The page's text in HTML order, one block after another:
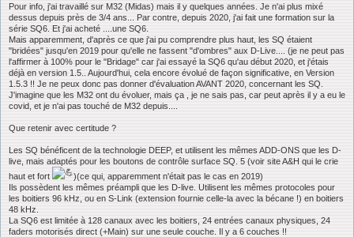
Pour info, j'ai travaillé sur M32 (Midas) mais il y quelques années. Je n'ai plus mixé
dessus depuis près de 3/4 ans... Par contre, depuis 2020, j'ai fait une formation sur la
série SQ6. Et j'ai acheté ....une SQ6.
Mais apparemment, d'après ce que j'ai pu comprendre plus haut, les SQ étaient
"bridées" jusqu'en 2019 pour qu'elle ne fassent "d'ombres" aux D-Live.... (je ne peut pas
l'affirmer à 100% pour le "Bridage" car j'ai essayé la SQ6 qu'au début 2020, et j'étais
déjà en version 1.5.. Aujourd'hui, cela encore évolué de façon significative, en Version
1.5.3 !! Je ne peux donc pas donner d'évaluation AVANT 2020, concernant les SQ.
J'imagine que les M32 ont du évoluer, mais ça , je ne sais pas, car peut après il y a eu le
covid, et je n'ai pas touché de M32 depuis....
Que retenir avec certitude ?
Les SQ bénéficent de la technologie DEEP, et utilisent les mêmes ADD-ONS que les D-
live, mais adaptés pour les boutons de contrôle surface SQ. 5 (voir site A&H qui le crie
haut et fort
)(ce qui, apparemment n'était pas le cas en 2019)
Ils possèdent les mêmes préampli que les D-live. Utilisent les mêmes protocoles pour
les boitiers 96 kHz, ou en S-Link (extension fournie celle-la avec la bécane !) en boitiers
48 kHz.
La SQ6 est limitée à 128 canaux avec les boitiers, 24 entrées canaux physiques, 24
faders motorisés direct (+Main) sur une seule couche. Il y a 6 couches !!